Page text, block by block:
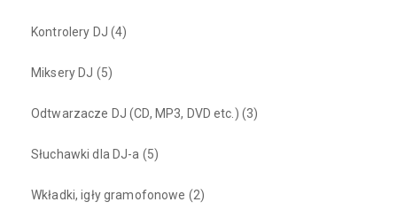
Kontrolery DJ (4)
Miksery DJ (5)
Odtwarzacze DJ (CD, MP3, DVD etc.) (3)
Słuchawki dla DJ-a (5)
Wkładki, igły gramofonowe (2)